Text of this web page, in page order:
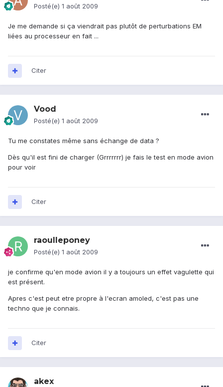
Posté(e) 1 août 2009
Je me demande si ça viendrait pas plutôt de perturbations EM
liées au processeur en fait ...
Citer
Vood
Posté(e) 1 août 2009
Tu me constates même sans échange de data ?
Dès qu'il est fini de charger (Grrrrrrr) je fais le test en mode avion
pour voir
Citer
raoulleponey
Posté(e) 1 août 2009
je confirme qu'en mode avion il y a toujours un effet vagulette qui
est présent.
Apres c'est peut etre propre à l'ecran amoled, c'est pas une
techno que je connais.
Citer
akex